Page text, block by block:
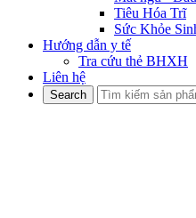
Tiêu Hóa Trĩ
Sức Khỏe
Hướng dẫn y tế
Tra cứu thẻ BHXH
Liên hệ